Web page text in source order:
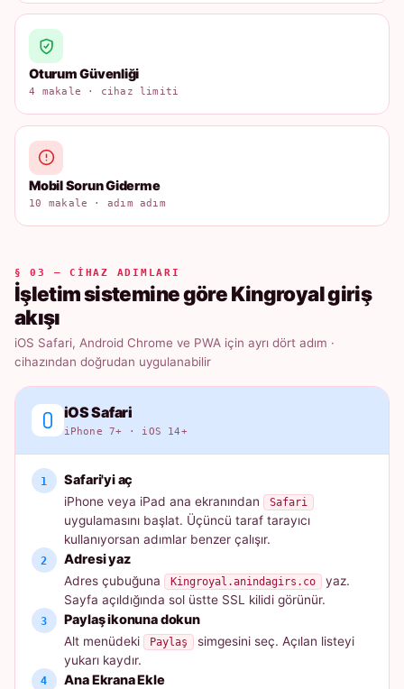
Oturum Güvenliği
4 makale · cihaz limiti
Mobil Sorun Giderme
10 makale · adım adım
§ 03 — CIHAZ ADIMLARI
İşletim sistemine göre Kingroyal giriş
akışı
iOS Safari, Android Chrome ve PWA için ayrı dört adım ·
cihazından doğrudan uygulanabilir
iOS Safari
iPhone 7+ · iOS 14+
Safari'yi aç
iPhone veya iPad ana ekranından Safari
uygulamasını başlat. Üçüncü taraf tarayıcı
kullanıyorsan adımlar benzer çalışır.
Adresi yaz
Adres çubuğuna Kingroyal.anindagirs.co
yaz.
Sayfa açıldığında sol üstte SSL kilidi görünür.
Paylaş ikonuna dokun
Alt menüdeki Paylaş
simgesini seç. Açılan listeyi
yukarı kaydır.
Ana Ekrana Ekle